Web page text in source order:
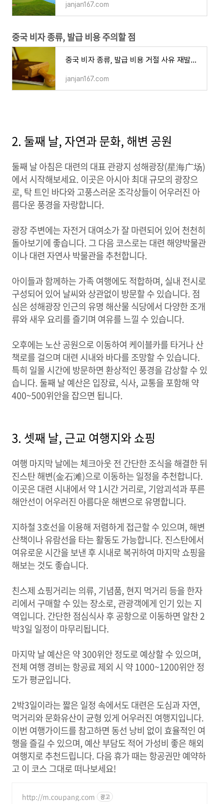
janjan167.com
중국 비자 종류, 발급 비용 주의할 점
중국 비자 종류, 발급 비용 거절 사유 재발급 방법 단수 복수 가격 주의할 점
janjan167.com
2. 둘째 날, 자연과 문화, 해변 공원
둘째 날 아침은 대련의 대표 관광지 성해광장(星海广场)
에서 시작해보세요. 이곳은 아시아 최대 규모의 광장으
로, 탁 트인 바다와 고풍스러운 조각상들이 어우러진 아
름다운 풍경을 자랑합니다.
광장 주변에는 자전거 대여소가 잘 마련되어 있어 천천히
돌아보기에 좋습니다. 그 다음 코스로는 대련 해양박물관
이나 대련 자연사 박물관을 추천합니다.
아이들과 함께하는 가족 여행에도 적합하며, 실내 전시로
구성되어 있어 날씨와 상관없이 방문할 수 있습니다. 점
심은 성해광장 인근의 유명 해산물 식당에서 다양한 조개
류와 새우 요리를 즐기며 여유를 느낄 수 있습니다.
오후에는 노산 공원으로 이동하여 케이블카를 타거나 산
책로를 걸으며 대련 시내와 바다를 조망할 수 있습니다.
특히 일몰 시간에 방문하면 환상적인 풍경을 감상할 수 있
습니다. 둘째 날 예산은 입장료, 식사, 교통을 포함해 약
400~500위안을 잡으면 됩니다.
3. 셋째 날, 근교 여행지와 쇼핑
여행 마지막 날에는 체크아웃 전 간단한 조식을 해결한 뒤
진스탄 해변(金石滩)으로 이동하는 일정을 추천합니다.
이곳은 대련 시내에서 약 1시간 거리로, 기암괴석과 푸른
해안선이 어우러진 아름다운 해변으로 유명합니다.
지하철 3호선을 이용해 저렴하게 접근할 수 있으며, 해변
산책이나 유람선을 타는 활동도 가능합니다. 진스탄에서
여유로운 시간을 보낸 후 시내로 복귀하여 마지막 쇼핑을
해보는 것도 좋습니다.
친스제 쇼핑거리는 의류, 기념품, 현지 먹거리 등을 한자
리에서 구매할 수 있는 장소로, 관광객에게 인기 있는 지
역입니다. 간단한 점심식사 후 공항으로 이동하면 알찬 2
박3일 일정이 마무리됩니다.
마지막 날 예산은 약 300위안 정도로 예상할 수 있으며,
전체 여행 경비는 항공료 제외 시 약 1000~1200위안 정
도가 평균입니다.
2박3일이라는 짧은 일정 속에서도 대련은 도심과 자연,
먹거리와 문화유산이 균형 있게 어우러진 여행지입니다.
이번 여행가이드를 참고하면 동선 낭비 없이 효율적인 여
행을 즐길 수 있으며, 예산 부담도 적어 가성비 좋은 해외
여행지로 추천드립니다. 다음 휴가 때는 항공권만 예약하
고 이 코스 그대로 떠나보세요!
http://m.coupang.com 광고